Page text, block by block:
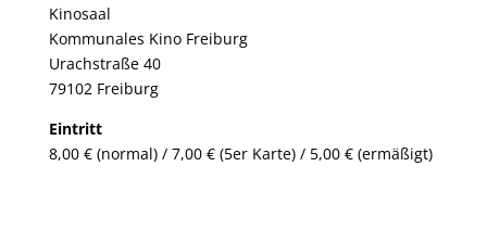
Kinosaal
Kommunales Kino Freiburg
Urachstraße 40
79102 Freiburg
Eintritt
8,00 € (normal) / 7,00 € (5er Karte) / 5,00 € (ermäßigt)